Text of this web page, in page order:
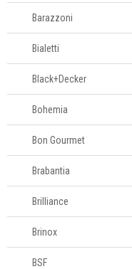
Complementos
para mesa
Copos e taças
Louças
Servir
Talheres
Cama e banho
Barazzoni
Bialetti
Black+Decker
Bohemia
Bon Gourmet
Brabantia
Brilliance
Brinox
BSF